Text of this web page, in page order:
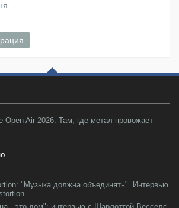
Open Air 2026: Там, где метал провожает
"Музыка должна объединять". Интервью